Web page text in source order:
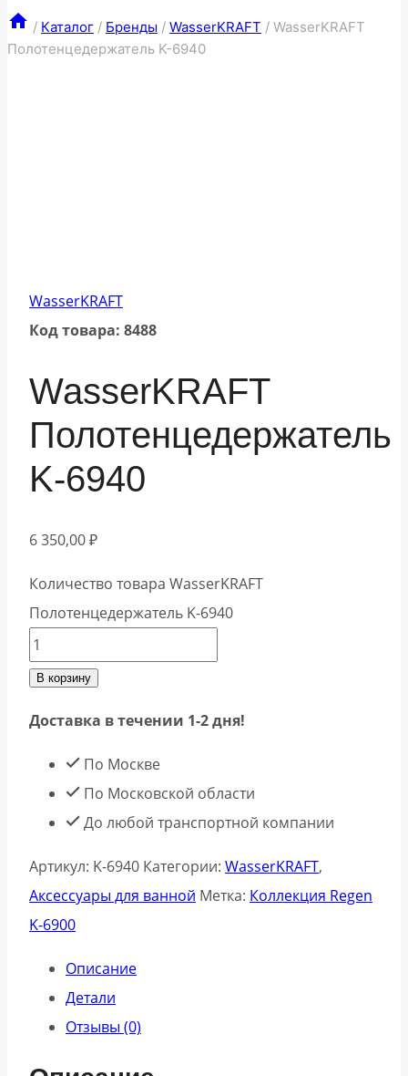
/ Каталог / Бренды / WasserKRAFT / WasserKRAFT
Полотенцедержатель K-6940
WasserKRAFT
Код товара: 8488
WasserKRAFT
Полотенцедержатель
K-6940
6 350,00₽
Количество товара WasserKRAFT
Полотенцедержатель K-6940
В корзину
Доставка в течении 1-2 дня!
По Москве
По Московской области
До любой транспортной компании
Артикул: K-6940 Категории: WasserKRAFT,
Аксессуары для ванной Метка: Коллекция Regen
K-6900
Описание
Детали
Отзывы (0)